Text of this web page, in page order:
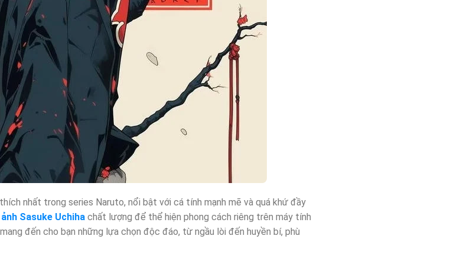
nhất trong series Naruto, nổi bật với cá tính mạnh mẽ và quá khứ đầy
ảnh Sasuke Uchiha chất lượng để thể hiện phong cách riêng trên máy tính
đến cho bạn những lựa chọn độc đáo, từ ngầu lòi đến huyền bí, phù